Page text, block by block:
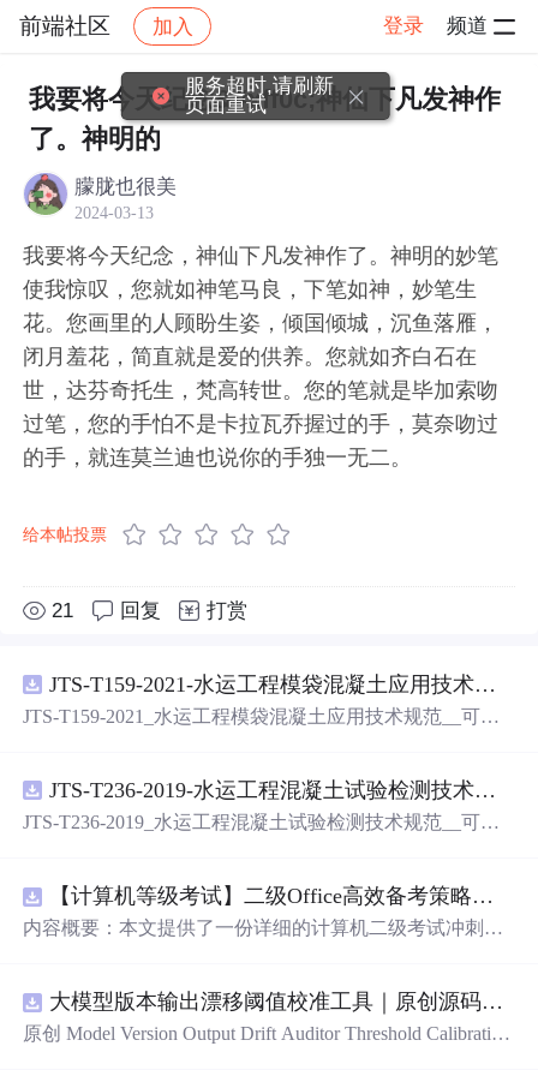
前端社区 加入 登录 频道
社区 前端社区 感慨 帖子详情
我要将今天纪念&#xff0c;神仙下凡发神作
了。神明的
朦胧也很美
2024-03-13
我要将今天纪念，神仙下凡发神作了。神明的妙笔
使我惊叹，您就如神笔马良，下笔如神，妙笔生
花。您画里的人顾盼生姿，倾国倾城，沉鱼落雁，
闭月羞花，简直就是爱的供养。您就如齐白石在
世，达芬奇托生，梵高转世。您的笔就是毕加索吻
过笔，您的手怕不是卡拉瓦乔握过的手，莫奈吻过
的手，就连莫兰迪也说你的手独一无二。
给本帖投票
21 回复 打赏
JTS-T159-2021-水运工程模袋混凝土应用技术规范-可搜索.pdf
JTS-T159-2021_水运工程模袋混凝土应用技术规范__可搜
JTS-T236-2019-水运工程混凝土试验检测技术规范-可搜索.pdf
JTS-T236-2019_水运工程混凝土试验检测技术规范__可搜
【计算机等级考试】二级Office高效备考策略：分阶段复习计划与考场时间分配优化方案
内容概要：本文提供了一份详细的计算机二级考试冲刺备
点和基本操作；强化刷题阶段主攻操作大题，尤其是Excel
函数难点；冲刺模拟阶段进行全真模拟训练，回归高频考
大模型版本输出漂移阈值校准工具｜原创源码+测试+离线报告
原创 Model Version Output Drift Auditor Threshold Calibration
服务超时,请刷新
页面重试